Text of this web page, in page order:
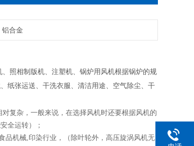
铝合金
照相制版机、注塑机、锅炉用风机根据锅炉的规
纸张运送、干洗衣服、清洁用途、空气除尘、干
复杂，一般来说，在选择风机时还要根据风机的
全运转）；
品机械,印染行业，（除叶轮外，高压旋涡风机无